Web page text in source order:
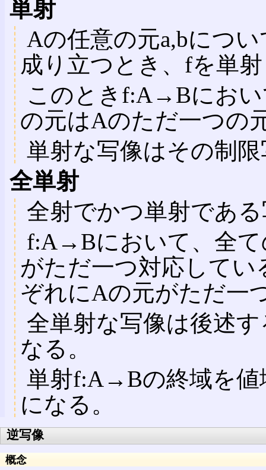
単射
Aの任意の元a,bにつ
成り立つとき、fを単
このときf:A→Bにおい
の元はAのただ一つの
単射な写像はその制
全単射
全射でかつ単射であ
f:A→Bにおいて、全て
がただ一つ対応して
ぞれにAの元がただ一
全単射な写像は後述
なる。
単射f:A→Bの終域を値
になる。
逆写像
概念